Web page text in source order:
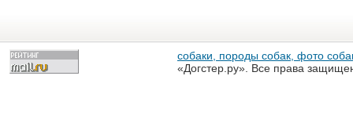
собаки, породы собак, фото
«Догстер.ру». Все права